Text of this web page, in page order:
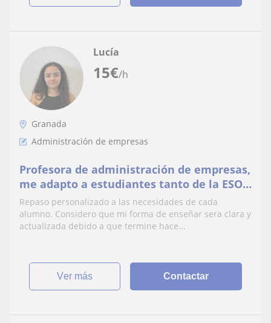
15€/h
Lucía
Granada
Administración de empresas
Profesora de administración de empresas,
me adapto a estudiantes tanto de la ESO
como de FP. Realize Gr.superior de adm y
Finanzas
Repaso personalizado a las necesidades de cada
alumno. Considero que mi forma de enseñar sera clara y
actualizada debido a que termine hace...
ver más Contactar